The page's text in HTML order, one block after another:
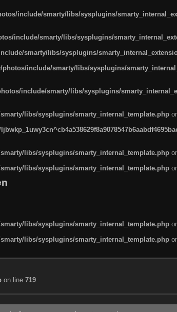
include/smarty/libs/sysplugins/
include/smarty/libs/sysplugins/
smarty/libs/sysplugins/
photos/include/smarty/libs/sysplugins/
include/smarty/libs/sysplugins/
libs/sysplugins/smarty_internal_template.php
libs/sysplugins/smarty_internal_template.php
libs/sysplugins/smarty_internal_template.php
libs/sysplugins/smarty_internal_template.php
libs/sysplugins/smarty_internal_template.php
on line 719